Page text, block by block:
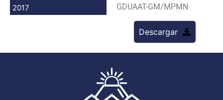
2017
GDUAAT-GM/MPMN
Descargar